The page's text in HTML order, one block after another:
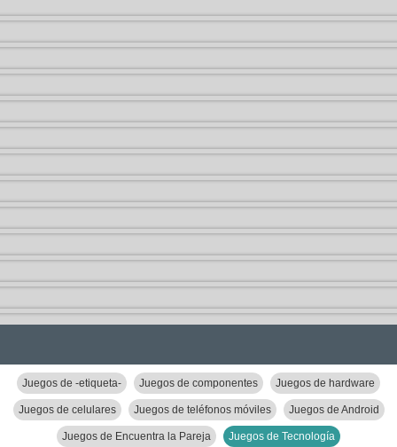
Juegos de -etiqueta- Juegos de componentes Juegos de hardware
Juegos de celulares Juegos de teléfonos móviles Juegos de Android
Juegos de Encuentra la Pareja Juegos de Tecnología